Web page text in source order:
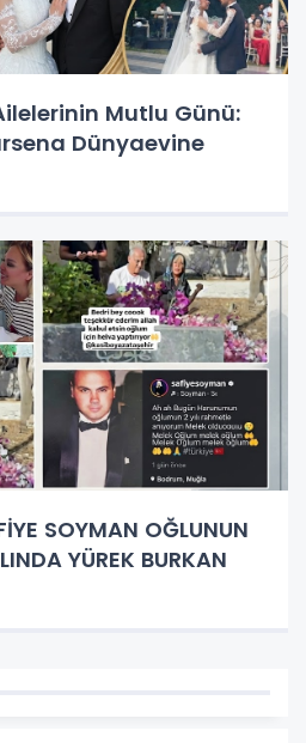
Mutlu Günü:
Dünyaevine
SOYMAN OĞLUNUN
YÜREK BURKAN